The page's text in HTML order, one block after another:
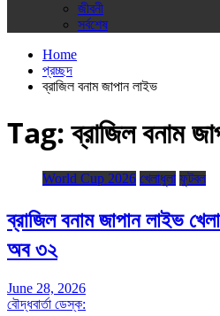
জীবনী
সর্বশেষ
Home
প্রচ্ছদ
ব্রাজিল বনাম জাপান লাইভ
Tag:ব্রাজিল বনাম
World Cup 2026 খেলাধুলা ফুটবল
ব্রাজিল বনাম জাপান লাইভ
অব ৩২
June 28, 2026
বৌদ্ধবার্তা ডেস্ক: